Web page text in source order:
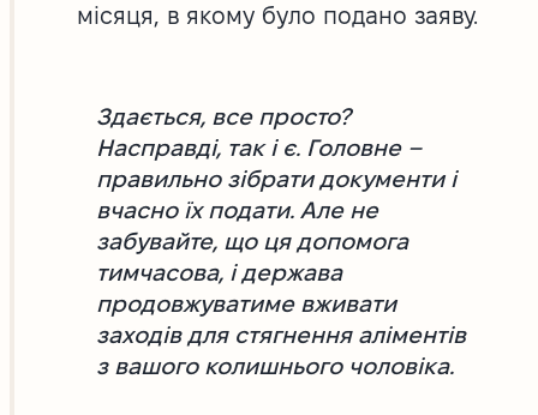
місяця, в якому було подано заяву.
Здається, все просто?
Насправді, так і є. Головне –
правильно зібрати документи і
вчасно їх подати. Але не
забувайте, що ця допомога
тимчасова, і держава
продовжуватиме вживати
заходів для стягнення аліментів
з вашого колишнього чоловіка.